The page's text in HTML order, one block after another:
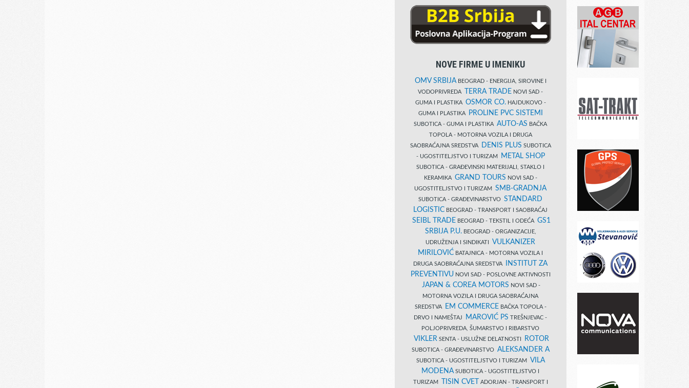
NOVE FIRME U IMENIKU
OMV SRBIJABEOGRAD - ENERGIJA, SIROVINE I
VODOPRIVREDA
TERRA TRADE NOVI SAD -
GUMA I PLASTIKA OSMOR CO.HAJDUKOVO -
GUMA I PLASTIKA
PROLINE PVC SISTEMI
SUBOTICA - GUMA I PLASTIKA AUTO-AS BAČKA
TOPOLA - MOTORNA VOZILA I DRUGA
SAOBRAĆAJNA SREDSTVA
DENIS PLUS SUBOTICA
- UGOSTITELJSTVO I TURIZAM
METAL SHOP
SUBOTICA - GRAĐEVINSKI MATERIJALI, STAKLO I
KERAMIKA GRAND TOURS NOVI SAD -
UGOSTITELJSTVO I TURIZAM SMB-GRADNJA
SUBOTICA - GRAĐEVINARSTVO STANDARD
LOGISTIC BEOGRAD - TRANSPORT I SAOBRAĆAJ
SEIBL TRADE BEOGRAD - TEKSTIL I ODEĆA GS1
SRBIJA P.U.BEOGRAD - ORGANIZACIJE,
UDRUŽENJA I SINDIKATI VULKANIZER
MIRILOVIĆ BATAJNICA - MOTORNA VOZILA I
DRUGA SAOBRAĆAJNA SREDSTVA
INSTITUT ZA
PREVENTIVUNOVI SAD - POSLOVNE AKTIVNOSTI
JAPAN & COREA MOTORS NOVI SAD -
MOTORNA VOZILA I DRUGA SAOBRAĆAJNA
SREDSTVA
EM COMMERCE BAČKA TOPOLA -
DRVO I NAMEŠTAJ
MAROVIĆ PS TREŠNJEVAC -
POLJOPRIVREDA, ŠUMARSTVO I RIBARSTVO
VIKLER SENTA - USLUŽNE DELATNOSTI ROTOR
SUBOTICA - GRAĐEVINARSTVO ALEKSANDER A
SUBOTICA - UGOSTITELJSTVO I TURIZAM VILA
MODENA SUBOTICA - UGOSTITELJSTVO I
TURIZAM
TISIN CVET
ADORJAN - TRANSPORT I